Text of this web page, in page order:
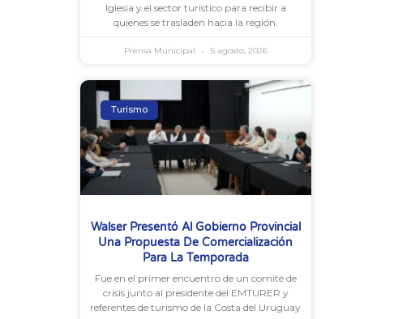
Iglesia y el sector turístico para recibir a
quienes se trasladen hacia la región.
Prensa Municipal 5 agosto, 2026
Turismo
Walser Presentó Al Gobierno Provincial
Una Propuesta De Comercialización
Para La Temporada
Fue en el primer encuentro de un comité de
crisis junto al presidente del EMTURER y
referentes de turismo de la Costa del Uruguay